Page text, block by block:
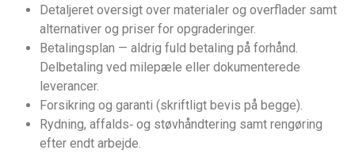
Detaljeret oversigt over materialer og overflader samt
alternativer og priser for opgraderinger.
Betalingsplan — aldrig fuld betaling på forhånd.
Delbetaling ved milepæle eller dokumenterede
leverancer.
Forsikring og garanti (skriftligt bevis på begge).
Rydning, affalds‑ og støvhåndtering samt rengøring
efter endt arbejde.